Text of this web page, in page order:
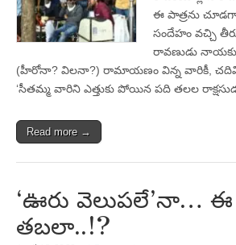
ఈ పాత్రను చూడగా
సందేహం వచ్చి
రావణుడు
(హీరోనా? విలనా?) రామాయణం విన్న వారికీ,
‘సీతమ్మ వారిని ఎత్తుకు పోయిన పది తలల
Read more →
‘ఊరు వెలుపలే’నా… ఈ
తబలా..!?